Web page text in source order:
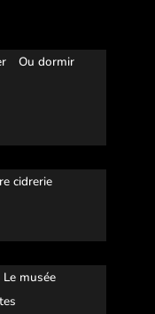
Ou dormir
cidrerie
musée